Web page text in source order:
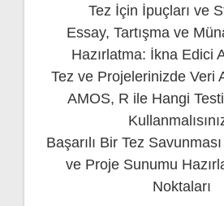
Tez İçin İpuçları ve
Essay, Tartışma ve
Hazırlatma: İkna Edici
Tez ve Projelerinizde Veri
AMOS, R ile Hangi
Başarılı Bir Tez
ve Proje Sunumu
Noktaları